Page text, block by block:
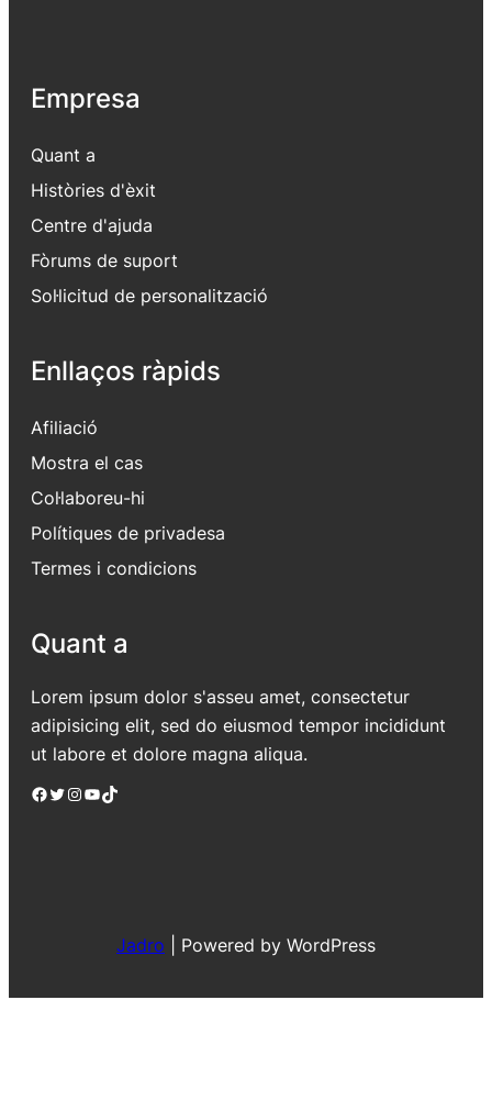
Empresa
Quant a
Històries d'èxit
Centre d'ajuda
Fòrums de suport
Sol·licitud de personalització
Enllaços ràpids
Afiliació
Mostra el cas
Col·laboreu-hi
Polítiques de privadesa
Termes i condicions
Quant a
Lorem ipsum dolor s'asseu amet, consectetur
adipisicing elit, sed do eiusmod tempor incididunt
ut labore et dolore magna aliqua.
Facebook Twitter Instagram YouTube TikTok
Jadro Powered by WordPress